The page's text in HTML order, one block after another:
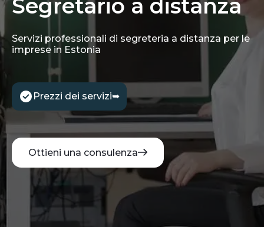
Segretario a distanza
Servizi professionali di segreteria a distanza per le
imprese in Estonia
Prezzi dei servizi➥
Ottieni una consulenza